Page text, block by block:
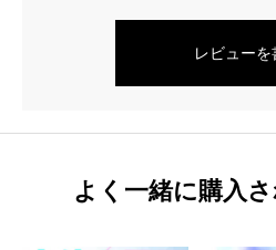
レビューを
よく一緒に購入